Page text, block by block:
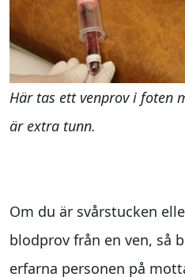
Här tas ett venprov i foten
är extra tunn.
Om du är svårstucken
blodprov från en ven, så
erfarna personen på